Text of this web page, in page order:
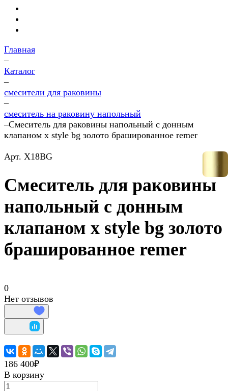
Главная
–
Каталог
–
смесители для раковины
–
смеситель на раковину напольный
–Смеситель для раковины напольный с донным
клапаном x style bg золото брашированное remer
Арт. X18BG
Смеситель для раковины
напольный с донным
клапаном x style bg золото
брашированное remer
0
Нет отзывов
186 400₽
В корзину